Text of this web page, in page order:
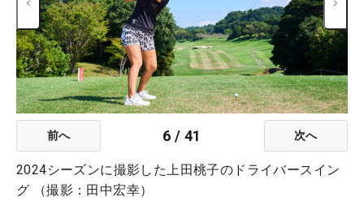
前へ 6 / 41 次へ
2024シーズンに撮影した上田桃子のドライバースイン
グ （撮影：田中宏幸）